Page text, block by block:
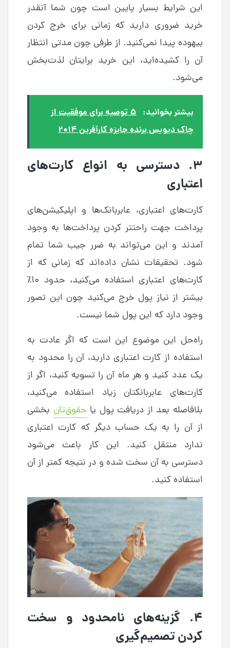
این شرایط بسیار پایین است چون شما آنقدر
خرید ضروری دارید که زمانی برای خرج کردن‌
بیهوده پیدا نمی‌کنید. از طرفی چون مدتی انتظار
آن را کشیده‌اید، این خرید برایتان لذت‌بخش
می‌شود.
بیشتر بخوانید:
۵ توصیه برای موفقیت از
چاک دیویس برنده جایزه کارآفرین ۲۰۱۴
۳. دسترسی به انواع کارت‌های
اعتباری
کارت‌های اعتباری، عابربانک‌ها و اپلیکیشن‌های
پرداخت جهت راحتتر کردن پرداخت‌ها به وجود
آمدند و این می‌تواند به ضرر جیب شما تمام
شود. تحقیقات نشان داده‌اند که زمانی که از
کارت‌های اعتباری استفاده می‌کنید، حدود ۱۰٪
بیشتر از نیاز پول خرج می‌کنید چون این تصور
وجود دارد که این پول شما نیست.
راه‌حل این موضوع این است که اگر عادت به
استفاده از کارت اعتباری دارید، آن را محدود به
یک عدد کنید و هر ماه آن را تسویه کنید، اگر از
کارت‌های عابربانکتان زیاد استفاده می‌کنید،
بلافاصله بعد از دریافت پول یا حقوق‌تان بخشی
از آن را به یک حساب دیگر که کارت اعتباری
ندارد منتقل کنید. این کار باعث می‌شود
دسترسی به آن سخت شده و در نتیجه کمتر از آن
استفاده کنید.
۴. گزینه‌های نامحدود و سخت
کردن تصمیم‌گیری